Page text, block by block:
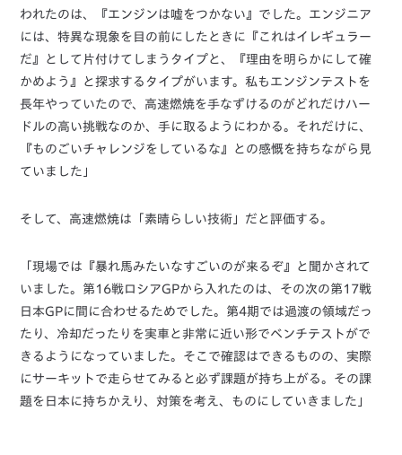
われたのは、『エンジンは嘘をつかない』でした。エンジニア
には、特異な現象を目の前にしたときに『これはイレギュラー
だ』として片付けてしまうタイプと、『理由を明らかにして確
かめよう』と探求するタイプがいます。私もエンジンテストを
長年やっていたので、高速燃焼を手なずけるのがどれだけハー
ドルの高い挑戦なのか、手に取るようにわかる。それだけに、
『ものごいチャレンジをしているな』との感慨を持ちながら見
ていました」
そして、高速燃焼は「素晴らしい技術」だと評価する。
「現場では『暴れ馬みたいなすごいのが来るぞ』と聞かされて
いました。第16戦ロシアGPから入れたのは、その次の第17戦
日本GPに間に合わせるためでした。第4期では過渡の領域だっ
たり、冷却だったりを実車と非常に近い形でベンチテストがで
きるようになっていました。そこで確認はできるものの、実際
にサーキットで走らせてみると必ず課題が持ち上がる。その課
題を日本に持ちかえり、対策を考え、ものにしていきました」